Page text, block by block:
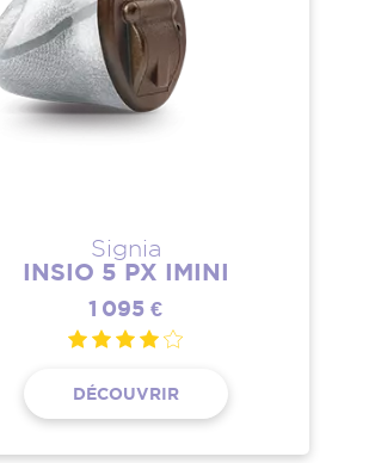
Signia
INSIO 5 PX IMINI
1 095 €
DÉCOUVRIR